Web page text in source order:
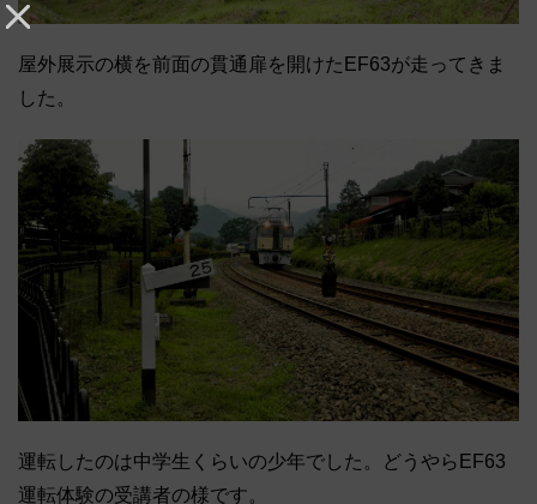
屋外展示の横を前面の貫通扉を開けたEF63が走ってきま
した。
運転したのは中学生くらいの少年でした。どうやらEF63
運転体験の受講者の様です。